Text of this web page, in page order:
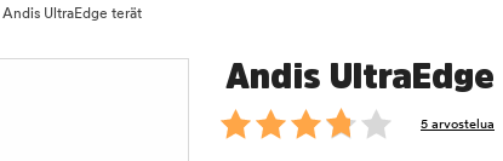
Andis UltraEdge terät
Andis
5 arvostelua